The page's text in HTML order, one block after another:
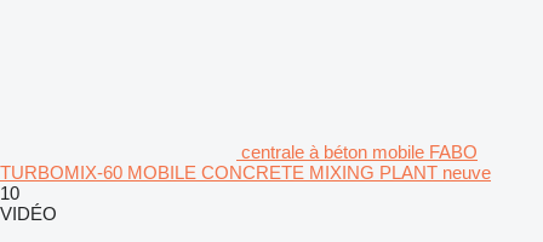
centrale à béton mobile FABO
TURBOMIX-60 MOBILE CONCRETE MIXING PLANT neuve
10
VIDÉO